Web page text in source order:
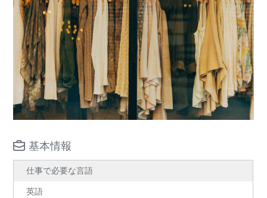
基本情報
仕事で必要な言語
英語